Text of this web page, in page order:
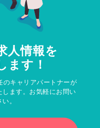
人情報を
ます！
のキャリアパートナーが
ます。お気軽にお問い
。